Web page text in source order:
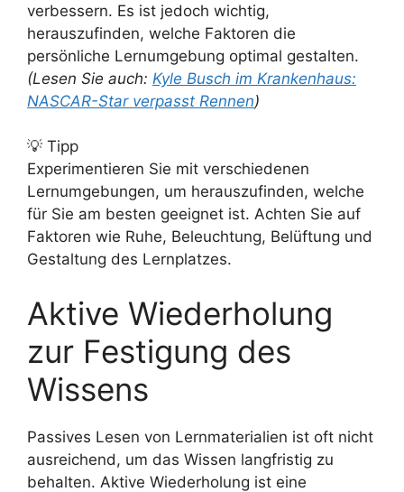
verbessern. Es ist jedoch wichtig,
herauszufinden, welche Faktoren die
persönliche Lernumgebung optimal gestalten.
(Lesen Sie auch: Kyle Busch im Krankenhaus:
NASCAR-Star verpasst Rennen)
💡 Tipp
Experimentieren Sie mit verschiedenen
Lernumgebungen, um herauszufinden, welche
für Sie am besten geeignet ist. Achten Sie auf
Faktoren wie Ruhe, Beleuchtung, Belüftung und
Gestaltung des Lernplatzes.
Aktive Wiederholung
zur Festigung des
Wissens
Passives Lesen von Lernmaterialien ist oft nicht
ausreichend, um das Wissen langfristig zu
behalten. Aktive Wiederholung ist eine